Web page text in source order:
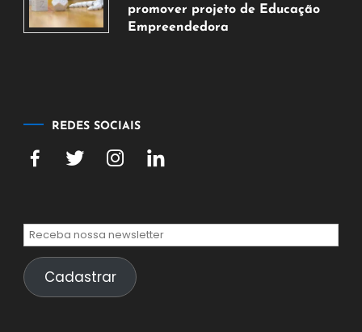
2026
promover projeto de Educação
Empreendedora
2026
REDES SOCIAIS
Cadastrar